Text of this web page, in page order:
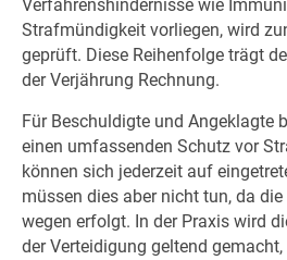
Verfahrenshindernisse wie
Strafmündigkeit vorliegen, wird
geprüft. Diese Reihenfolge trägt
der Verjährung Rechnung.
Für Beschuldigte und Angeklagte
einen umfassenden Schutz vor
können sich jederzeit auf
müssen dies aber nicht tun, da
wegen erfolgt. In der Praxis wird
der Verteidigung geltend